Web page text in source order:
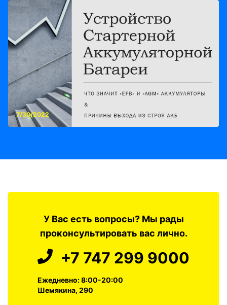
7/30/2022
У Вас есть вопросы? Мы рады
проконсультировать вас лично.
+7 747 299 9000
Ежедневно: 8:00-20:00
Шемякина, 290